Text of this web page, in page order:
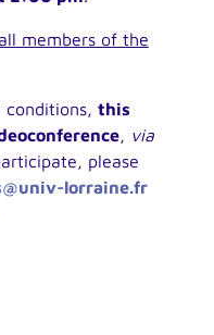
members of the
this
, via
please
lorraine.fr